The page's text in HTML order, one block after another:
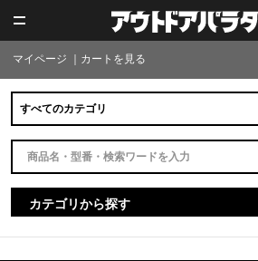
マイページ カートを見る
カテゴリから探す